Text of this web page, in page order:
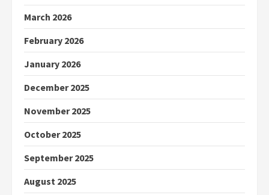
March 2026
February 2026
January 2026
December 2025
November 2025
October 2025
September 2025
August 2025